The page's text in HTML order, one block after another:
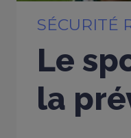
SÉCURITÉ
Le
la